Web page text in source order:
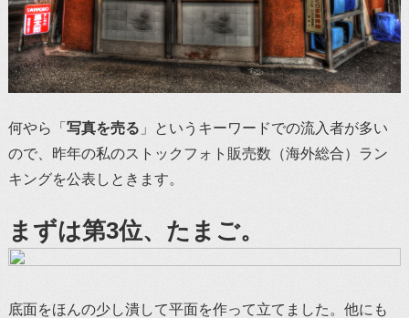
何やら「 写真を売る 」というキーワードでの流入者が多い
ので、昨年の私のストックフォト販売数（海外総合）ラン
キングを公表しときます。
まずは第3位、たまご。
底面をほんの少し潰して平面を作って立てました。他にも